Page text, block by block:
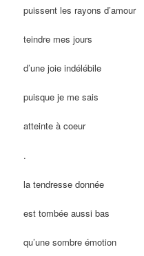
puissent les rayons d’amour
teindre mes jours
d’une joie indélébile
puisque je me sais
atteinte à coeur
.
la tendresse donnée
est tombée aussi bas
qu’une sombre émotion